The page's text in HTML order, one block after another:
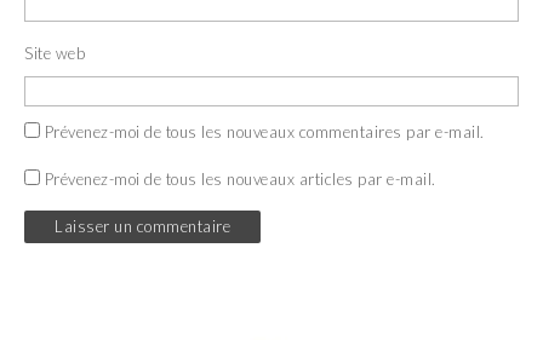
Site web
Prévenez-moi de tous les nouveaux commentaires par e-mail.
Prévenez-moi de tous les nouveaux articles par e-mail.